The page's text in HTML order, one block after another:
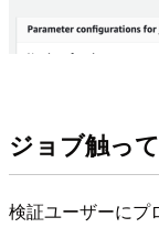
ジョブ触っ
検証ユーザーにプ